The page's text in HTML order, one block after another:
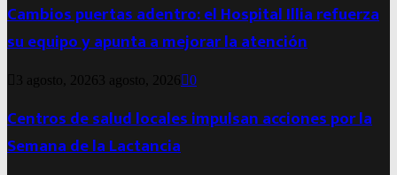
Cambios puertas adentro: el Hospital Illia refuerza
su equipo y apunta a mejorar la atención
3 agosto, 2026 3 agosto, 2026 0
Centros de salud locales impulsan acciones por la
Semana de la Lactancia